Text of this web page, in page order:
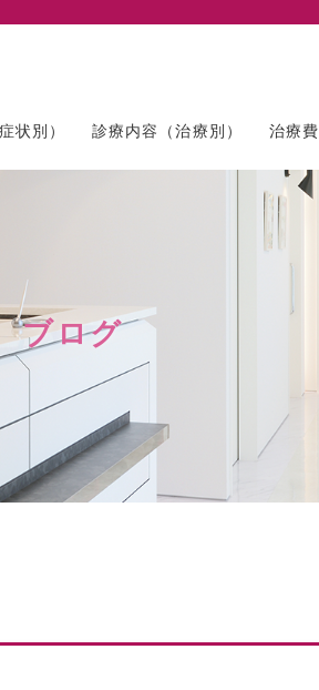
状別） 診療内容（治療別） 治療費
ブログ